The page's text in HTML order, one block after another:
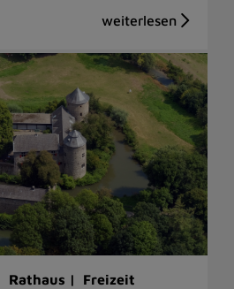
Rathaus | Freizeit